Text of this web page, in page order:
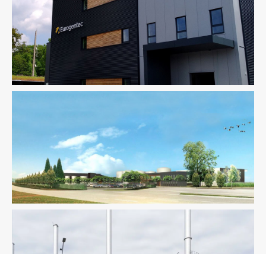
Fluides Industrie
Développement Durable Industrie Ingenierie TCE Pilotage
D'opération / MOEX
Structure